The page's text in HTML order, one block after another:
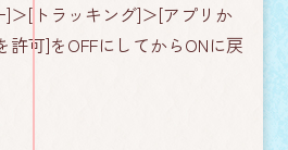
＞[トラッキング]＞[アプリか
許可]をOFFにしてからONに戻